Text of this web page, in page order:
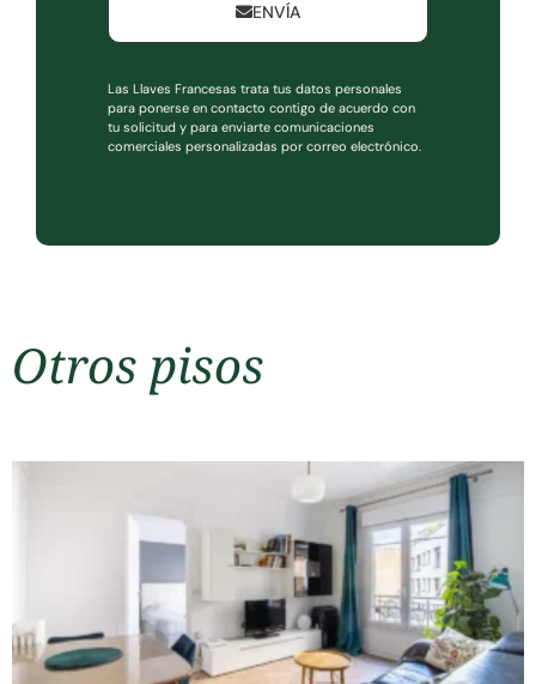
ENVÍA
Las Llaves Francesas trata tus datos personales
para ponerse en contacto contigo de acuerdo con
tu solicitud y para enviarte comunicaciones
comerciales personalizadas por correo electrónico.
Otros pisos